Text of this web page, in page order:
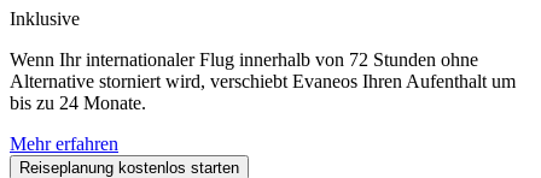
Inklusive
Wenn Ihr internationaler Flug innerhalb von 72 Stunden ohne
Alternative storniert wird, verschiebt Evaneos Ihren Aufenthalt um
bis zu 24 Monate.
Mehr erfahren
Reiseplanung kostenlos starten